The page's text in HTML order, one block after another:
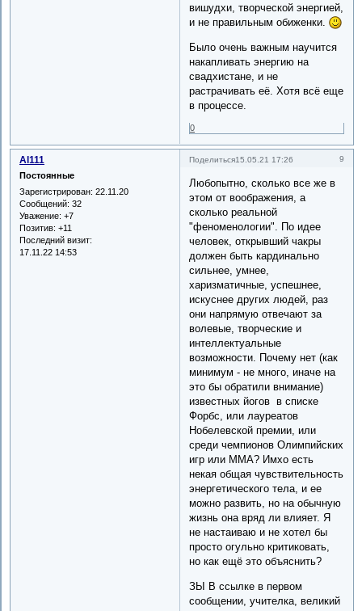
вишудхи, творческой энергией,
и не правильным обиженки.
Было очень важным научится
накапливать энергию на
свадхистане, и не
растрачивать её. Хотя всё еще
в процессе.
0
Поделиться 9
15.05.21 17:26
Al111
Постоянные
Зарегистрирован: 22.11.20
Сообщений: 32
Уважение: +7
Позитив: +11
Последний визит:
17.11.22 14:53
Любопытно, сколько все же в
этом от воображения, а
сколько реальной
"феноменологии". По идее
человек, открывший чакры
должен быть кардинально
сильнее, умнее,
харизматичные, успешнее,
искуснее других людей, раз
они напрямую отвечают за
волевые, творческие и
интеллектуальные
возможности. Почему нет (как
минимум - не много, иначе на
это бы обратили внимание)
известных йогов в списке
Форбс, или лауреатов
Нобелевской премии, или
среди чемпионов Олимпийских
игр или ММА? Имхо есть
некая общая чувствительность
энергетического тела, и ее
можно развить, но на обычную
жизнь она вряд ли влияет. Я
не настаиваю и не хотел бы
просто огульно критиковать,
но как ещё это объяснить?
ЗЫ В ссылке в первом
сообщении, учителка, великий